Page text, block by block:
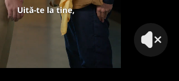
Uită-te la tine,